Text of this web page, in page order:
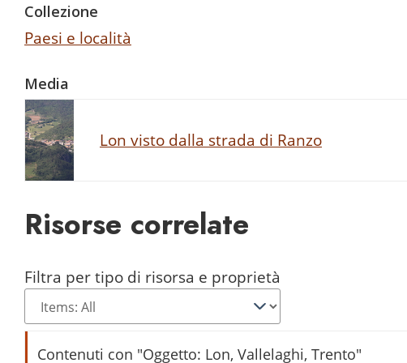
Collezione
Paesi e località
Media
Lon visto dalla strada di Ranzo
Risorse correlate
Filtra per tipo di risorsa e proprietà
Contenuti con "Oggetto: Lon, Vallelaghi, Trento"